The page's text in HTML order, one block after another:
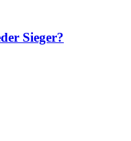
Sieger?